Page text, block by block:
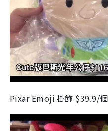
Pixar Emoji 掛飾 $39.9/個